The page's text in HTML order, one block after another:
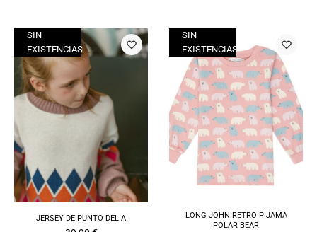
SIN
EXISTENCIAS
JERSEY DE PUNTO DELIA
SIN
EXISTENCIAS
LONG JOHN RETRO PIJAMA
POLAR BEAR